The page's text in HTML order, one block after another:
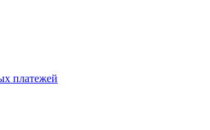
платежей